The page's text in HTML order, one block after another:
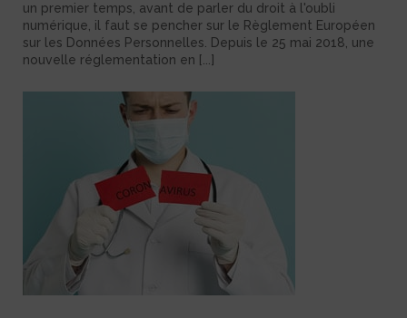
un premier temps, avant de parler du droit à l'oubli
numérique, il faut se pencher sur le Règlement Européen
sur les Données Personnelles. Depuis le 25 mai 2018, une
nouvelle réglementation en [...]